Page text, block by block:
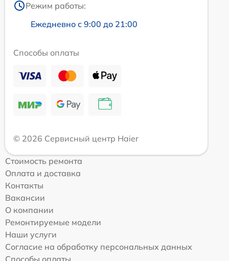
Режим работы:
Ежедневно с 9:00 до 21:00
Способы оплаты
© 2026 Сервисный центр Haier
Стоимость ремонта
Оплата и доставка
Контакты
Вакансии
О компании
Ремонтируемые модели
Наши услуги
Согласие на обработку персональных данных